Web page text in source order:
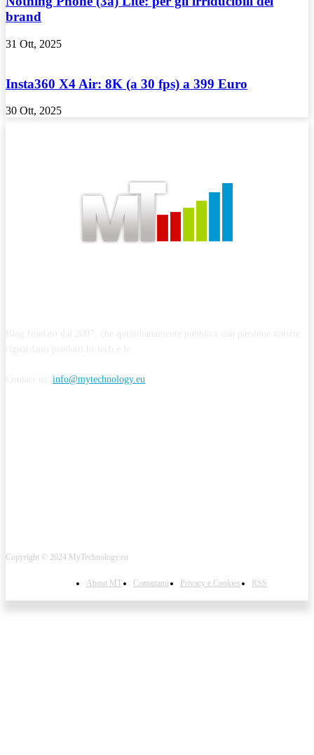
brand
31 Ott, 2025
Insta360 X4 Air: 8K (a 30 fps) a 399 Euro
30 Ott, 2025
info@mytechnology.eu
Copyright © 2024 MyTechnology.eu
About MT Contattami Privacy e Cookies RSS